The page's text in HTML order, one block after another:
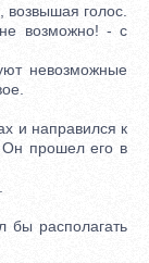
голос.
возможно! - с
невозможные
и направился к
Он прошел его в
располагать